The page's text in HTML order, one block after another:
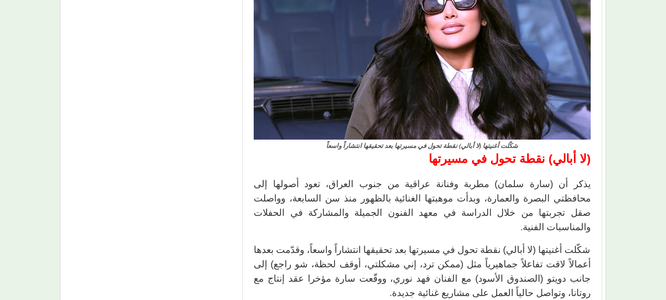
شكّلت أغنيتها (لا أبالي) نقطة تحول في مسيرتها بعد تحقيقها انتشاراً واسعاً
(لا أبالي) نقطة تحول في مسيرتها
يذكر أن (سارة سلمان) مطربة وفنانة عراقية من جنوب العراق، تعود أصولها إلى
محافظتي البصرة والعمارة، وبدأت موهبتها الغنائية بالظهور منذ سن السابعة، وواصلت
صقل تجربتها من خلال الدراسة في معهد الفنون الجميلة والمشاركة في الحفلات
والمناسبات الفنية.
شكّلت أغنيتها (لا أبالي) نقطة تحول في مسيرتها بعد تحقيقها انتشاراً واسعاً، وقدّمت بعدها
أعمالاً لاقت تفاعلاً جماهيرياً مثل (ممكن ترد، إني مشكلتي، أوقف لحظة، شو راجع) إلى
جانب دويتو (الصندوق الأسود) مع الفنان فهد نوري، ووقّعت سارة مؤخرا عقد إنتاج مع
روتانا، وتواصل حالياً العمل على مشاريع غنائية جديدة.